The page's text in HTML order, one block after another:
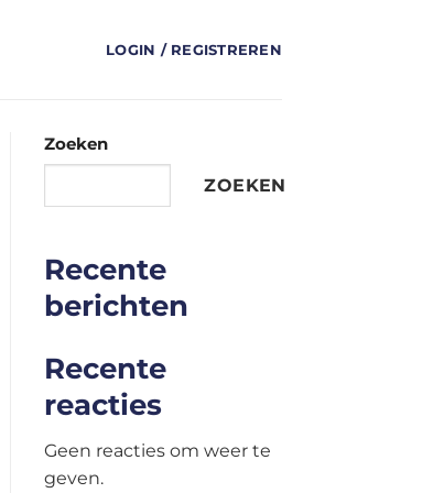
LOGIN / REGISTREREN
Zoeken
ZOEKEN
Recente
berichten
Recente
reacties
Geen reacties om weer te
geven.